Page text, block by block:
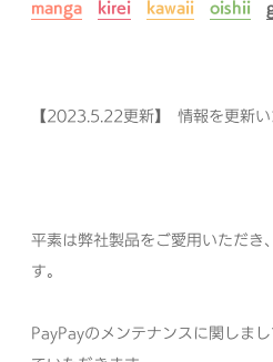
manga
kirei kawaii oishii
【2023.5.22更新】 情報を更新い
平素は弊社製品をご愛用いただき
す。
PayPayのメンテナンスに関しま